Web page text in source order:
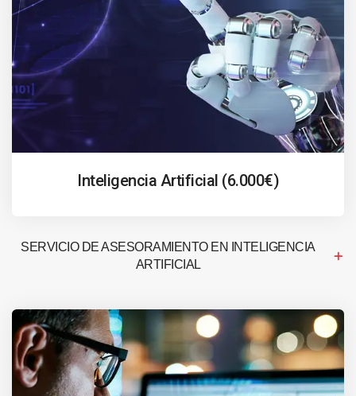
Inteligencia Artificial (6.000€)
SERVICIO DE ASESORAMIENTO EN INTELIGENCIA
ARTIFICIAL